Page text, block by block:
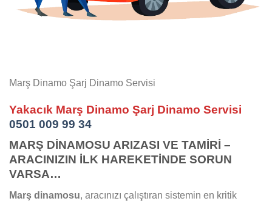
Marş Dinamo Şarj Dinamo Servisi
Yakacık Marş Dinamo Şarj Dinamo Servisi
0501 009 99 34
MARŞ DİNAMOSU ARIZASI VE TAMİRİ –
ARACINIZIN İLK HAREKETİNDE SORUN
VARSA…
Marş dinamosu, aracınızı çalıştıran sistemin en kritik